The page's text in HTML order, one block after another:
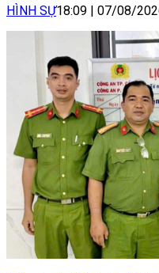
HÌNH SỰ18:09 | 07/08/